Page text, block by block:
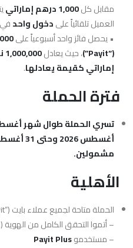
مقابل كل1,000 درهم إماراتي
العميل تلقائياً علىدخول واحد
• يحصل فائز واحد أسبوعياً على
(“Payit”)
، حيث يعادل
إماراتي كقيمة يعادلها.
فترة الحملة
مشمولين.
الأهلية
الحملة متاحة لجميع عملاء بايت (“Payit”) المسجلين الذين:
– أتموا التحقق الكامل من الهوية (KYC)
– مستخدموPayit Plus